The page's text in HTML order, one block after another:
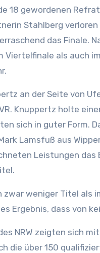
18 gewordenen
Stahlberg
das Finale.
als auch
an der Seite von
Knuppertz holte
sich in guter Form.
Lamsfuß aus
Leistungen das
weniger Titel als
Ergebnis, dass von
NRW zeigten sich
die über 150